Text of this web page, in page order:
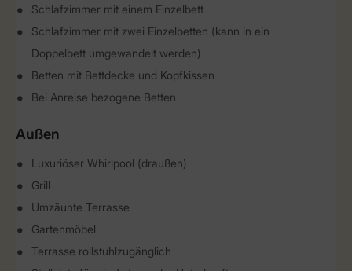
Schlafzimmer mit einem Einzelbett
Schlafzimmer mit zwei Einzelbetten (kann in ein
Doppelbett umgewandelt werden)
Betten mit Bettdecke und Kopfkissen
Bei Anreise bezogene Betten
Außen
Luxuriöser Whirlpool (draußen)
Grill
Umzäunte Terrasse
Gartenmöbel
Terrasse rollstuhlzugänglich